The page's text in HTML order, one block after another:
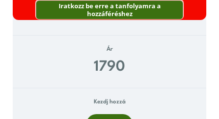
Iratkozz be erre a tanfolyamra a
hozzáféréshez
Ár
1790
Kezdj hozzá